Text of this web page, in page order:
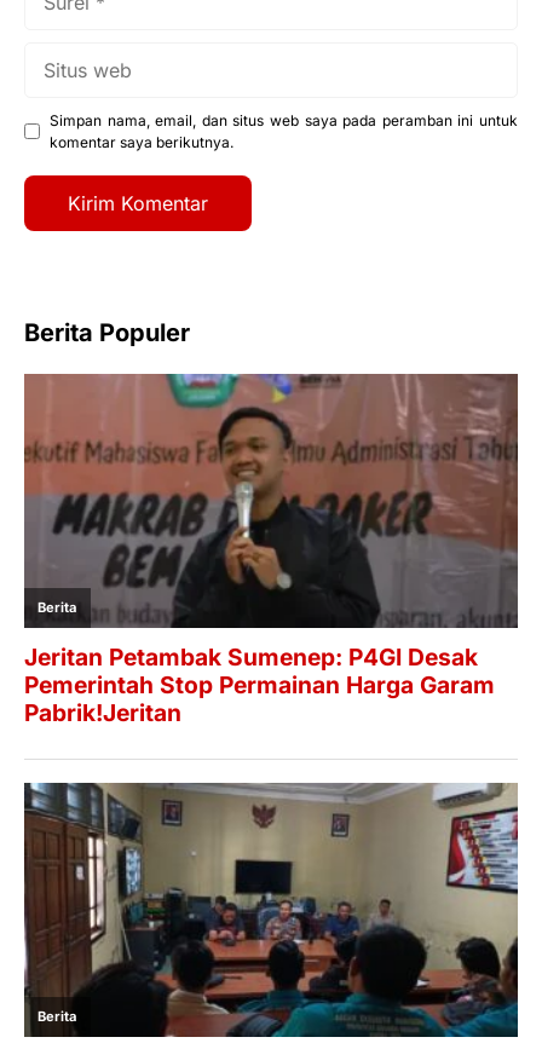
Simpan nama, email, dan situs web saya pada peramban ini untuk
komentar saya berikutnya.
Berita Populer